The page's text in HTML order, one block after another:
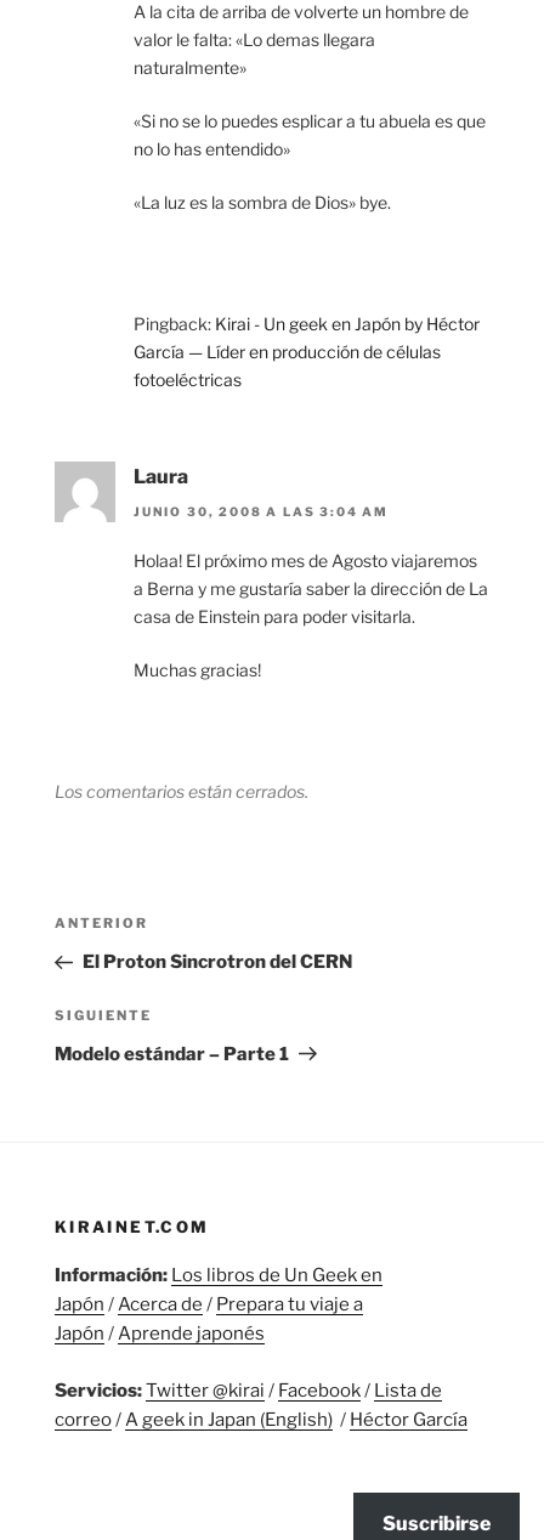
A la cita de arriba de volverte un hombre de
valor le falta: «Lo demas llegara
naturalmente»
«Si no se lo puedes esplicar a tu abuela es que
no lo has entendido»
«La luz es la sombra de Dios» bye.
Pingback: Kirai - Un geek en Japón by Héctor
García — Líder en producción de células
fotoeléctricas
Laura
JUNIO 30, 2008 A LAS 3:04 AM
Holaa! El próximo mes de Agosto viajaremos
a Berna y me gustaría saber la dirección de La
casa de Einstein para poder visitarla.
Muchas gracias!
Los comentarios están cerrados.
Navegación
entradas
Entrada
anterior:
ANTERIOR
El Proton Sincrotron del CERN
Siguiente
entrada
SIGUIENTE
Modelo estándar – Parte 1
KIRAINET.COM
Información: Los libros de Un Geek en
Japón /Acerca de / Prepara tu viaje a
Japón /Aprende japonés
Servicios:Twitter @kirai / Facebook/ Lista de
correo/A geek in Japan (English) / Héctor García
Suscribirse